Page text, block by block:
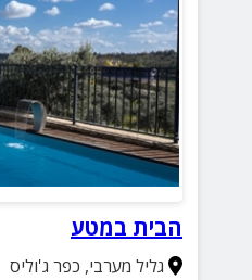
הבית במטע
גליל מערבי, כפר ג'וליס